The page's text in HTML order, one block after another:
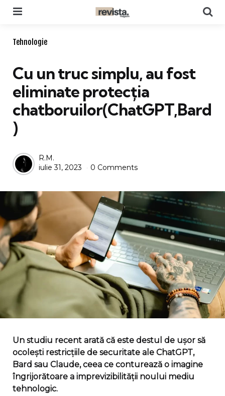
Categories
Tehnologie
Cu un truc simplu, au fost
eliminate protecția
chatboruilor(ChatGPT,Bard
)
Posted
by
R.M.
iulie 31, 2023
0 Comments
Un studiu recent arată că este destul de ușor să
ocolești restricțiile de securitate ale ChatGPT,
Bard sau Claude, ceea ce conturează o imagine
îngrijorătoare a imprevizibilității noului mediu
tehnologic.